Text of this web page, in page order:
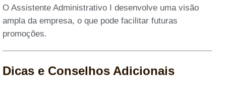
O Assistente Administrativo I desenvolve uma visão
ampla da empresa, o que pode facilitar futuras
promoções.
Dicas e Conselhos Adicionais